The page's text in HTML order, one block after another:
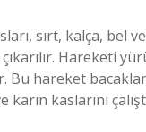
sırt, kalça, bel
Hareketi
hareket
karın kaslarını